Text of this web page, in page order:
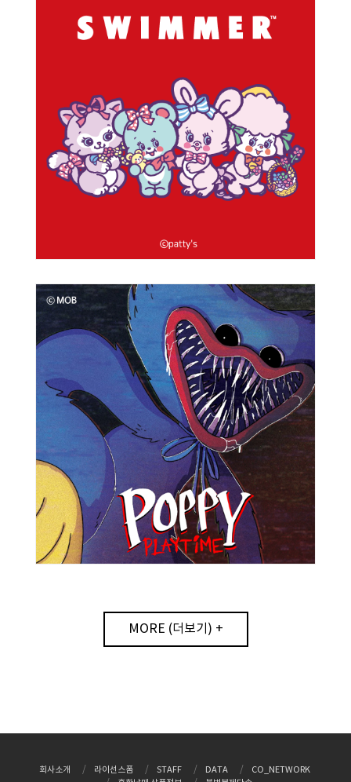
MORE (더보기) +
회사소개 라이선스폼 STAFF DATA
CO_NETWORK